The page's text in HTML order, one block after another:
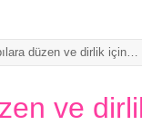
düzen ve dirlik için…
ve